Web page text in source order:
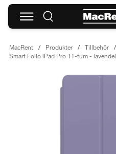
MacRent Produkter Tillbehör
Smart Folio iPad Pro 11-tum - lavendel